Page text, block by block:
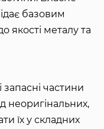
базовим
якості металу та
запасні частини
неоригінальних,
їх у складних